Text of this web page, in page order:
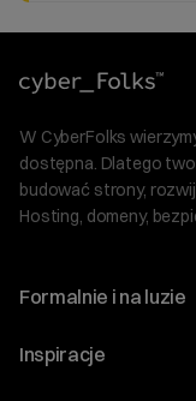
W CyberFolks
dostępna. Dlatego
budować strony,
Hosting, domeny,
Formalnie i na luzie
O nas
Inspiracje